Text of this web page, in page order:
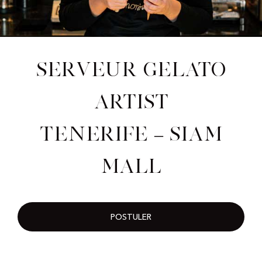
Serveur Gelato
Artist
Tenerife – Siam
Mall
POSTULER